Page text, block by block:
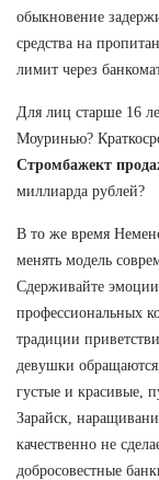
обыкновение
средства на
лимит через
Для лиц старше 16
Моуринью?
Стромбажект
миллиарда рублей?
В то же время
менять модель
Сдерживайте
профессиональных
традиции
девушки
густые и красивые,
Зарайск,
качественно не
добросовестные